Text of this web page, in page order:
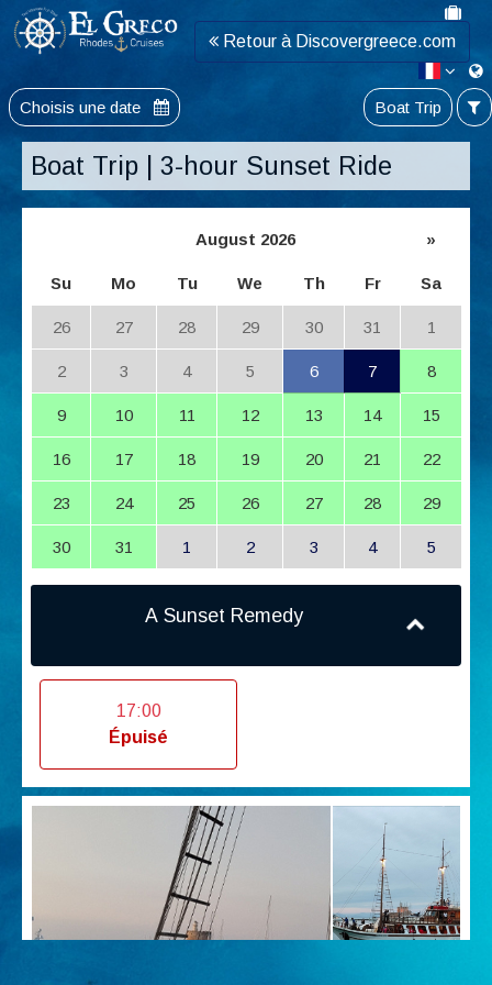
Retour à Discovergreece.com
Choisis une date Boat Trip
Boat Trip | 3-hour Sunset Ride
August 2026 »
Su Mo Tu We Th Fr Sa
26 27 28 29 30 31 1
2 3 4 5 6 7 8
9 10 11 12 13 14 15
16 17 18 19 20 21 22
23 24 25 26 27 28 29
30 31 1 2 3 4 5
A Sunset Remedy
17:00
Épuisé